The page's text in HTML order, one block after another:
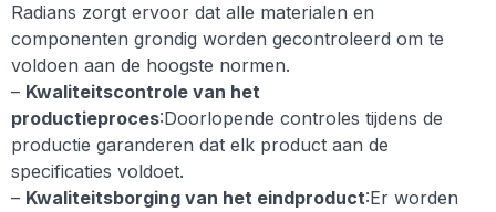
Radians zorgt ervoor dat alle materialen en
componenten grondig worden gecontroleerd om te
voldoen aan de hoogste normen.
– Kwaliteitscontrole van het
productieproces:Doorlopende controles tijdens de
productie garanderen dat elk product aan de
specificaties voldoet.
– Kwaliteitsborging van het eindproduct:Er worden